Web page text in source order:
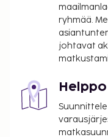
kuntoklubi sekä
palveluihin kuuluu
internetyhteys,
tiloissa.
ravintola Inevitavel
Muihin palveluihin
aikoina). Päätä
baarissa. Ilmainen
päivittäin klo 8.00–10.30.
ryhmää.
johtavat